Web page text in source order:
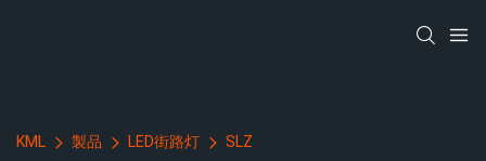
KML 製品 LED街路灯 SLZ